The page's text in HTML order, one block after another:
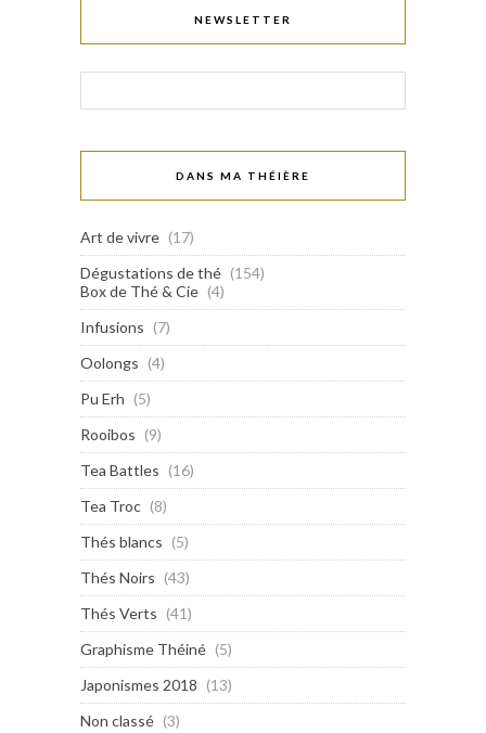
NEWSLETTER
DANS MA THÉIÈRE
Art de vivre (17)
Dégustations de thé (154)
Box de Thé & Cie (4)
Infusions (7)
Oolongs (4)
Pu Erh (5)
Rooibos (9)
Tea Battles (16)
Tea Troc (8)
Thés blancs (5)
Thés Noirs (43)
Thés Verts (41)
Graphisme Théiné (5)
Japonismes 2018 (13)
Non classé (3)